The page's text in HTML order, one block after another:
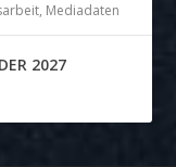
, Mediadaten
2027